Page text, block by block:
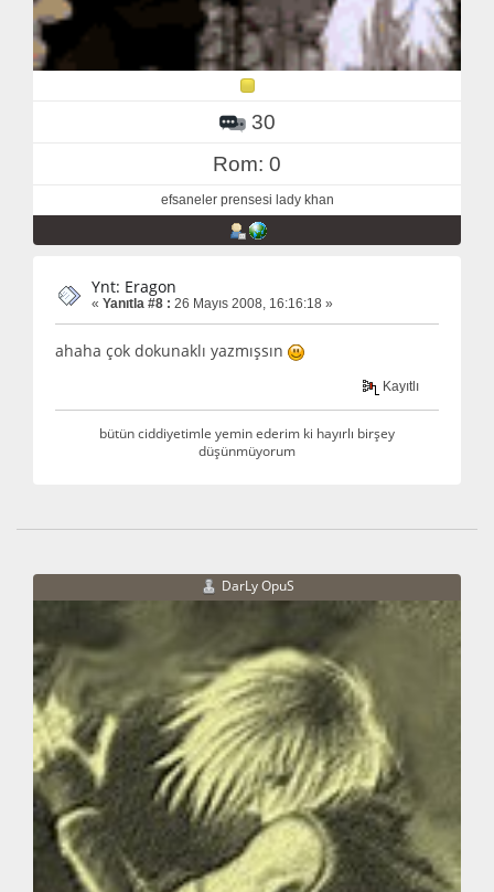
30
Rom: 0
efsaneler prensesi lady khan
Ynt: Eragon
« Yanıtla #8 : 26 Mayıs 2008, 16:16:18 »
ahaha çok dokunaklı yazmışsın
Kayıtlı
bütün ciddiyetimle yemin ederim ki hayırlı birşey
düşünmüyorum
DarLy OpuS